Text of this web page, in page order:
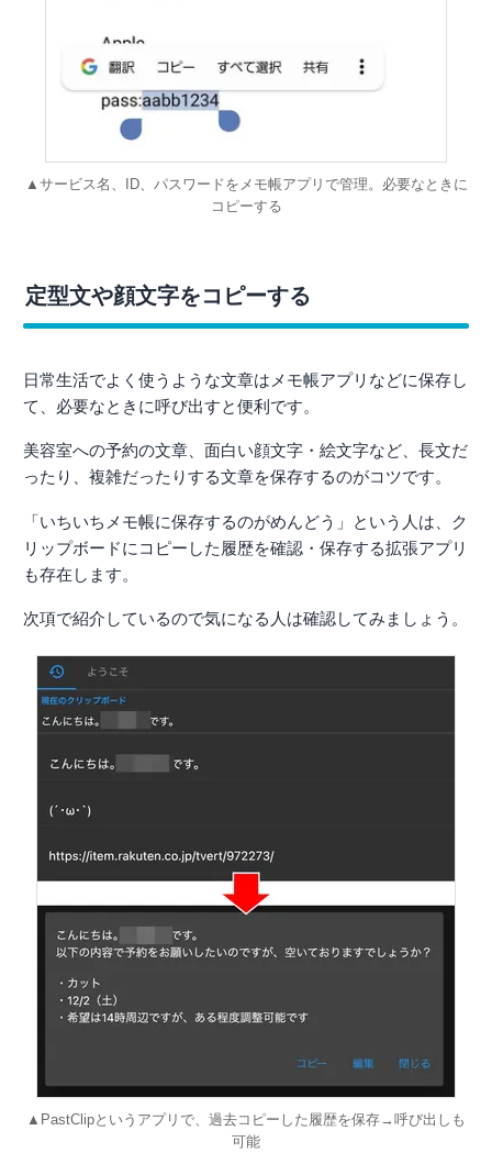
▲サービス名、ID、パスワードをメモ帳アプリで管理。必要なときに
コピーする
定型文や顔文字をコピーする
日常生活でよく使うような文章はメモ帳アプリなどに保存し
て、必要なときに呼び出すと便利です。
美容室への予約の文章、面白い顔文字・絵文字など、長文だ
ったり、複雑だったりする文章を保存するのがコツです。
「いちいちメモ帳に保存するのがめんどう」という人は、ク
リップボードにコピーした履歴を確認・保存する拡張アプリ
も存在します。
次項で紹介しているので気になる人は確認してみましょう。
▲PastClipというアプリで、過去コピーした履歴を保存→呼び出しも
可能